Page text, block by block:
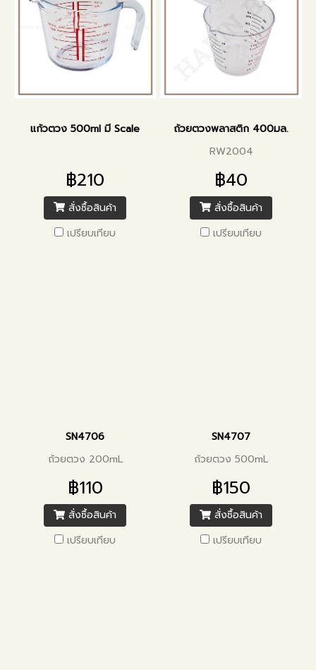
แก้วตวง 500ml มี Scale
฿210
สั่งซื้อสินค้า
เปรียบเทียบ
ถ้วยตวงพลาสติก 400มล.
RW2004
฿40
สั่งซื้อสินค้า
เปรียบเทียบ
SN4706
ถ้วยตวง 200mL
฿110
สั่งซื้อสินค้า
เปรียบเทียบ
SN4707
ถ้วยตวง 500mL
฿150
สั่งซื้อสินค้า
เปรียบเทียบ